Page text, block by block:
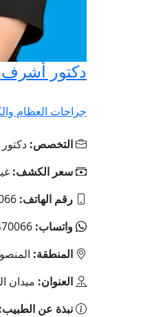
دكتور
جراحات العظام
التخصص:
سعر الكشف:
رقم الهاتف:
واتساب:
المنطقة:
العنوان: ميدان
نبذة عن الطبيب: